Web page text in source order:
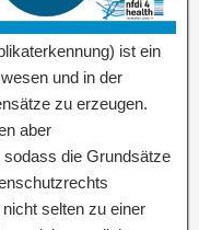
ist ein
und in der
zu erzeugen.
aber
die Grundsätze
selten zu einer